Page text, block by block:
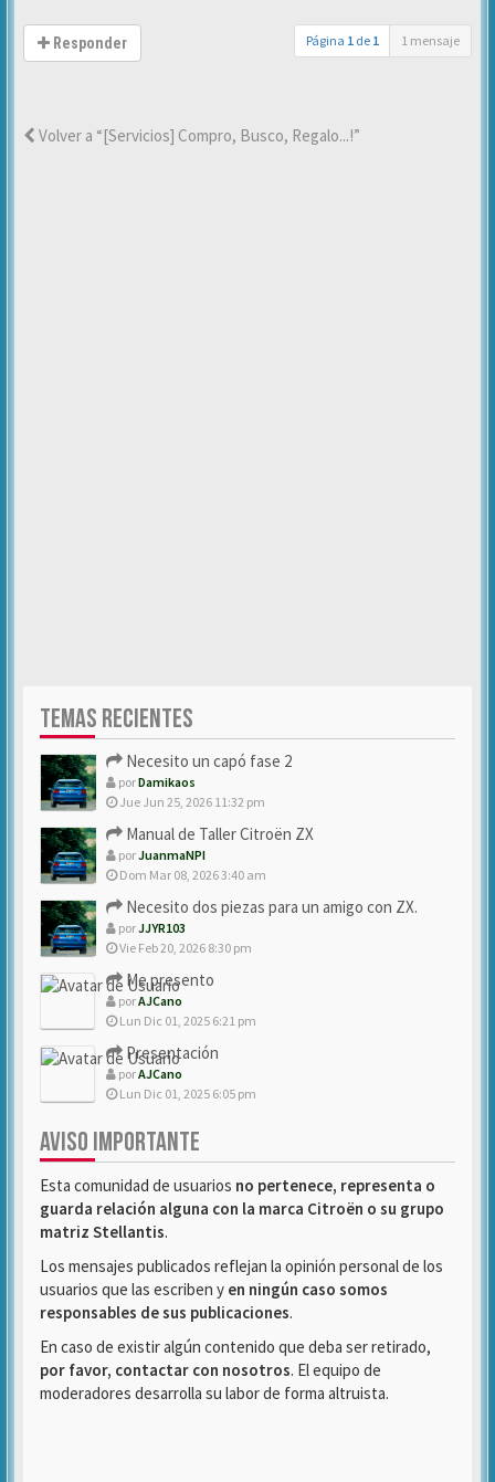
Responder Página 1 de 1 1 mensaje
Volver a “[Servicios] Compro, Busco, Regalo...!”
TEMAS RECIENTES
Necesito un capó fase 2
porDamikaos
Jue Jun 25, 2026 11:32 pm
Manual de Taller Citroën ZX
porJuanmaNPI
Dom Mar 08, 2026 3:40 am
Necesito dos piezas para un amigo con ZX.
porJJYR103
Vie Feb 20, 2026 8:30 pm
Me presento
porAJCano
Lun Dic 01, 2025 6:21 pm
Presentación
porAJCano
Lun Dic 01, 2025 6:05 pm
AVISO IMPORTANTE
Esta comunidad de usuarios no pertenece, representa o
guarda relación alguna con la marca Citroën o su grupo
matriz Stellantis.
Los mensajes publicados reflejan la opinión personal de los
usuarios que las escriben y en ningún caso somos
responsables de sus publicaciones.
En caso de existir algún contenido que deba ser retirado,
por favor, contactar con nosotros. El equipo de
moderadores desarrolla su labor de forma altruista.